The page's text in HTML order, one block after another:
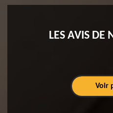
LES AVIS DE
Voir